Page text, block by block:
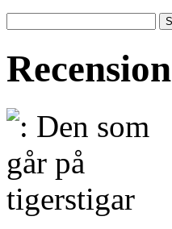
Recension